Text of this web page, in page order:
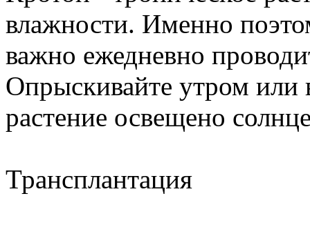
влажности. Именно
важно ежедневно
Опрыскивайте утром или
растение освещено
Трансплантация